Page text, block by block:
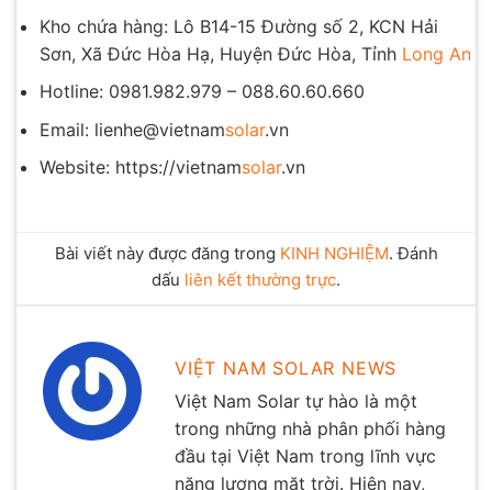
Kho chứa hàng: Lô B14-15 Đường số 2, KCN Hải
Sơn, Xã Đức Hòa Hạ, Huyện Đức Hòa, Tỉnh Long An
Hotline: 0981.982.979 – 088.60.60.660
Email: lienhe@vietnamsolar.vn
Website: https://vietnamsolar.vn
Bài viết này được đăng trong KINH NGHIỆM. Đánh
dấu liên kết thường trực.
VIỆT NAM SOLAR NEWS
Việt Nam Solar tự hào là một
trong những nhà phân phối hàng
đầu tại Việt Nam trong lĩnh vực
năng lượng mặt trời. Hiện nay,